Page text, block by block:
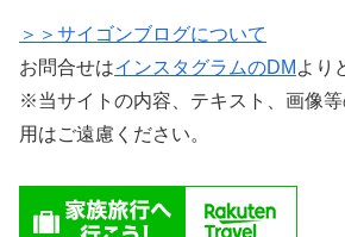
＞＞サイゴンブログについて
お問合せはインスタグラムのDM より
※当サイトの内容、テキスト、画像
用はご遠慮ください。